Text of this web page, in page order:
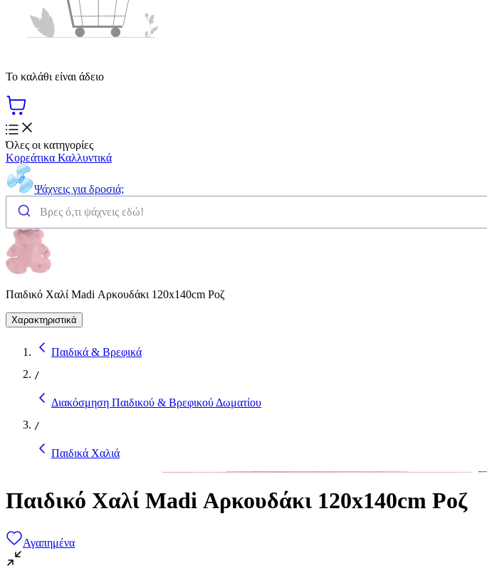
Το καλάθι είναι άδειο
Όλες οι κατηγορίες
Κορεάτικα Καλλυντικά
Ψάχνεις για δροσιά;
Παιδικό Χαλί Madi Αρκουδάκι 120x140cm Ροζ
Χαρακτηριστικά
Παιδικά & Βρεφικά
/
Διακόσμηση Παιδικού & Βρεφικού Δωματίου
/
Παιδικά Χαλιά
Παιδικό Χαλί Madi Αρκουδάκι 120x140cm Ροζ
Αγαπημένα